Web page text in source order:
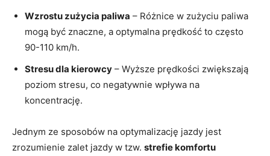
Wzrostu zużycia paliwa – Różnice w zużyciu paliwa
mogą być znaczne, a optymalna prędkość to często
90-110 km/h.
Stresu dla kierowcy – Wyższe prędkości zwiększają
poziom stresu, co negatywnie wpływa na
koncentrację.
Jednym ze sposobów na optymalizację jazdy jest
zrozumienie zalet jazdy w tzw. strefie komfortu